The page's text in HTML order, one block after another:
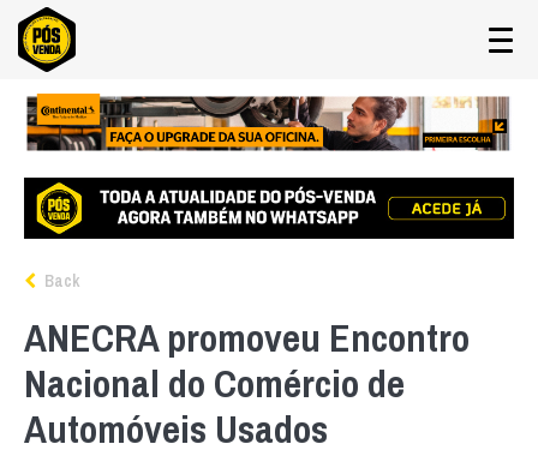
Back
ANECRA promoveu Encontro
Nacional do Comércio de
Automóveis Usados